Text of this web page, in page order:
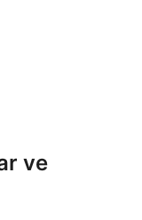
ve